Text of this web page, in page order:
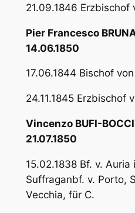
21.09.1846
Pier Francesco
14.06.1850
17.06.1844 Bischof
24.11.1845 Erzbischof
Vincenzo BUFI-BOCCI
21.07.1850
15.02.1838 Bf. v.
Suffraganbf. v. Porto,
Vecchia, für C.